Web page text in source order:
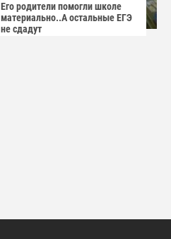
Его родители помогли школе
материально..А остальные ЕГЭ
не сдадут